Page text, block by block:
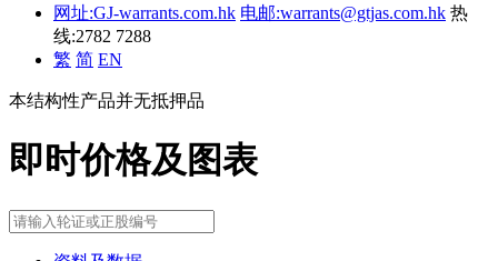
网址:GJ-warrants.com.hk 电邮:warrants@gtjas.com.hk 热
线:2782 7288
繁 简 EN
本结构性产品并无抵押品
即时价格及图表